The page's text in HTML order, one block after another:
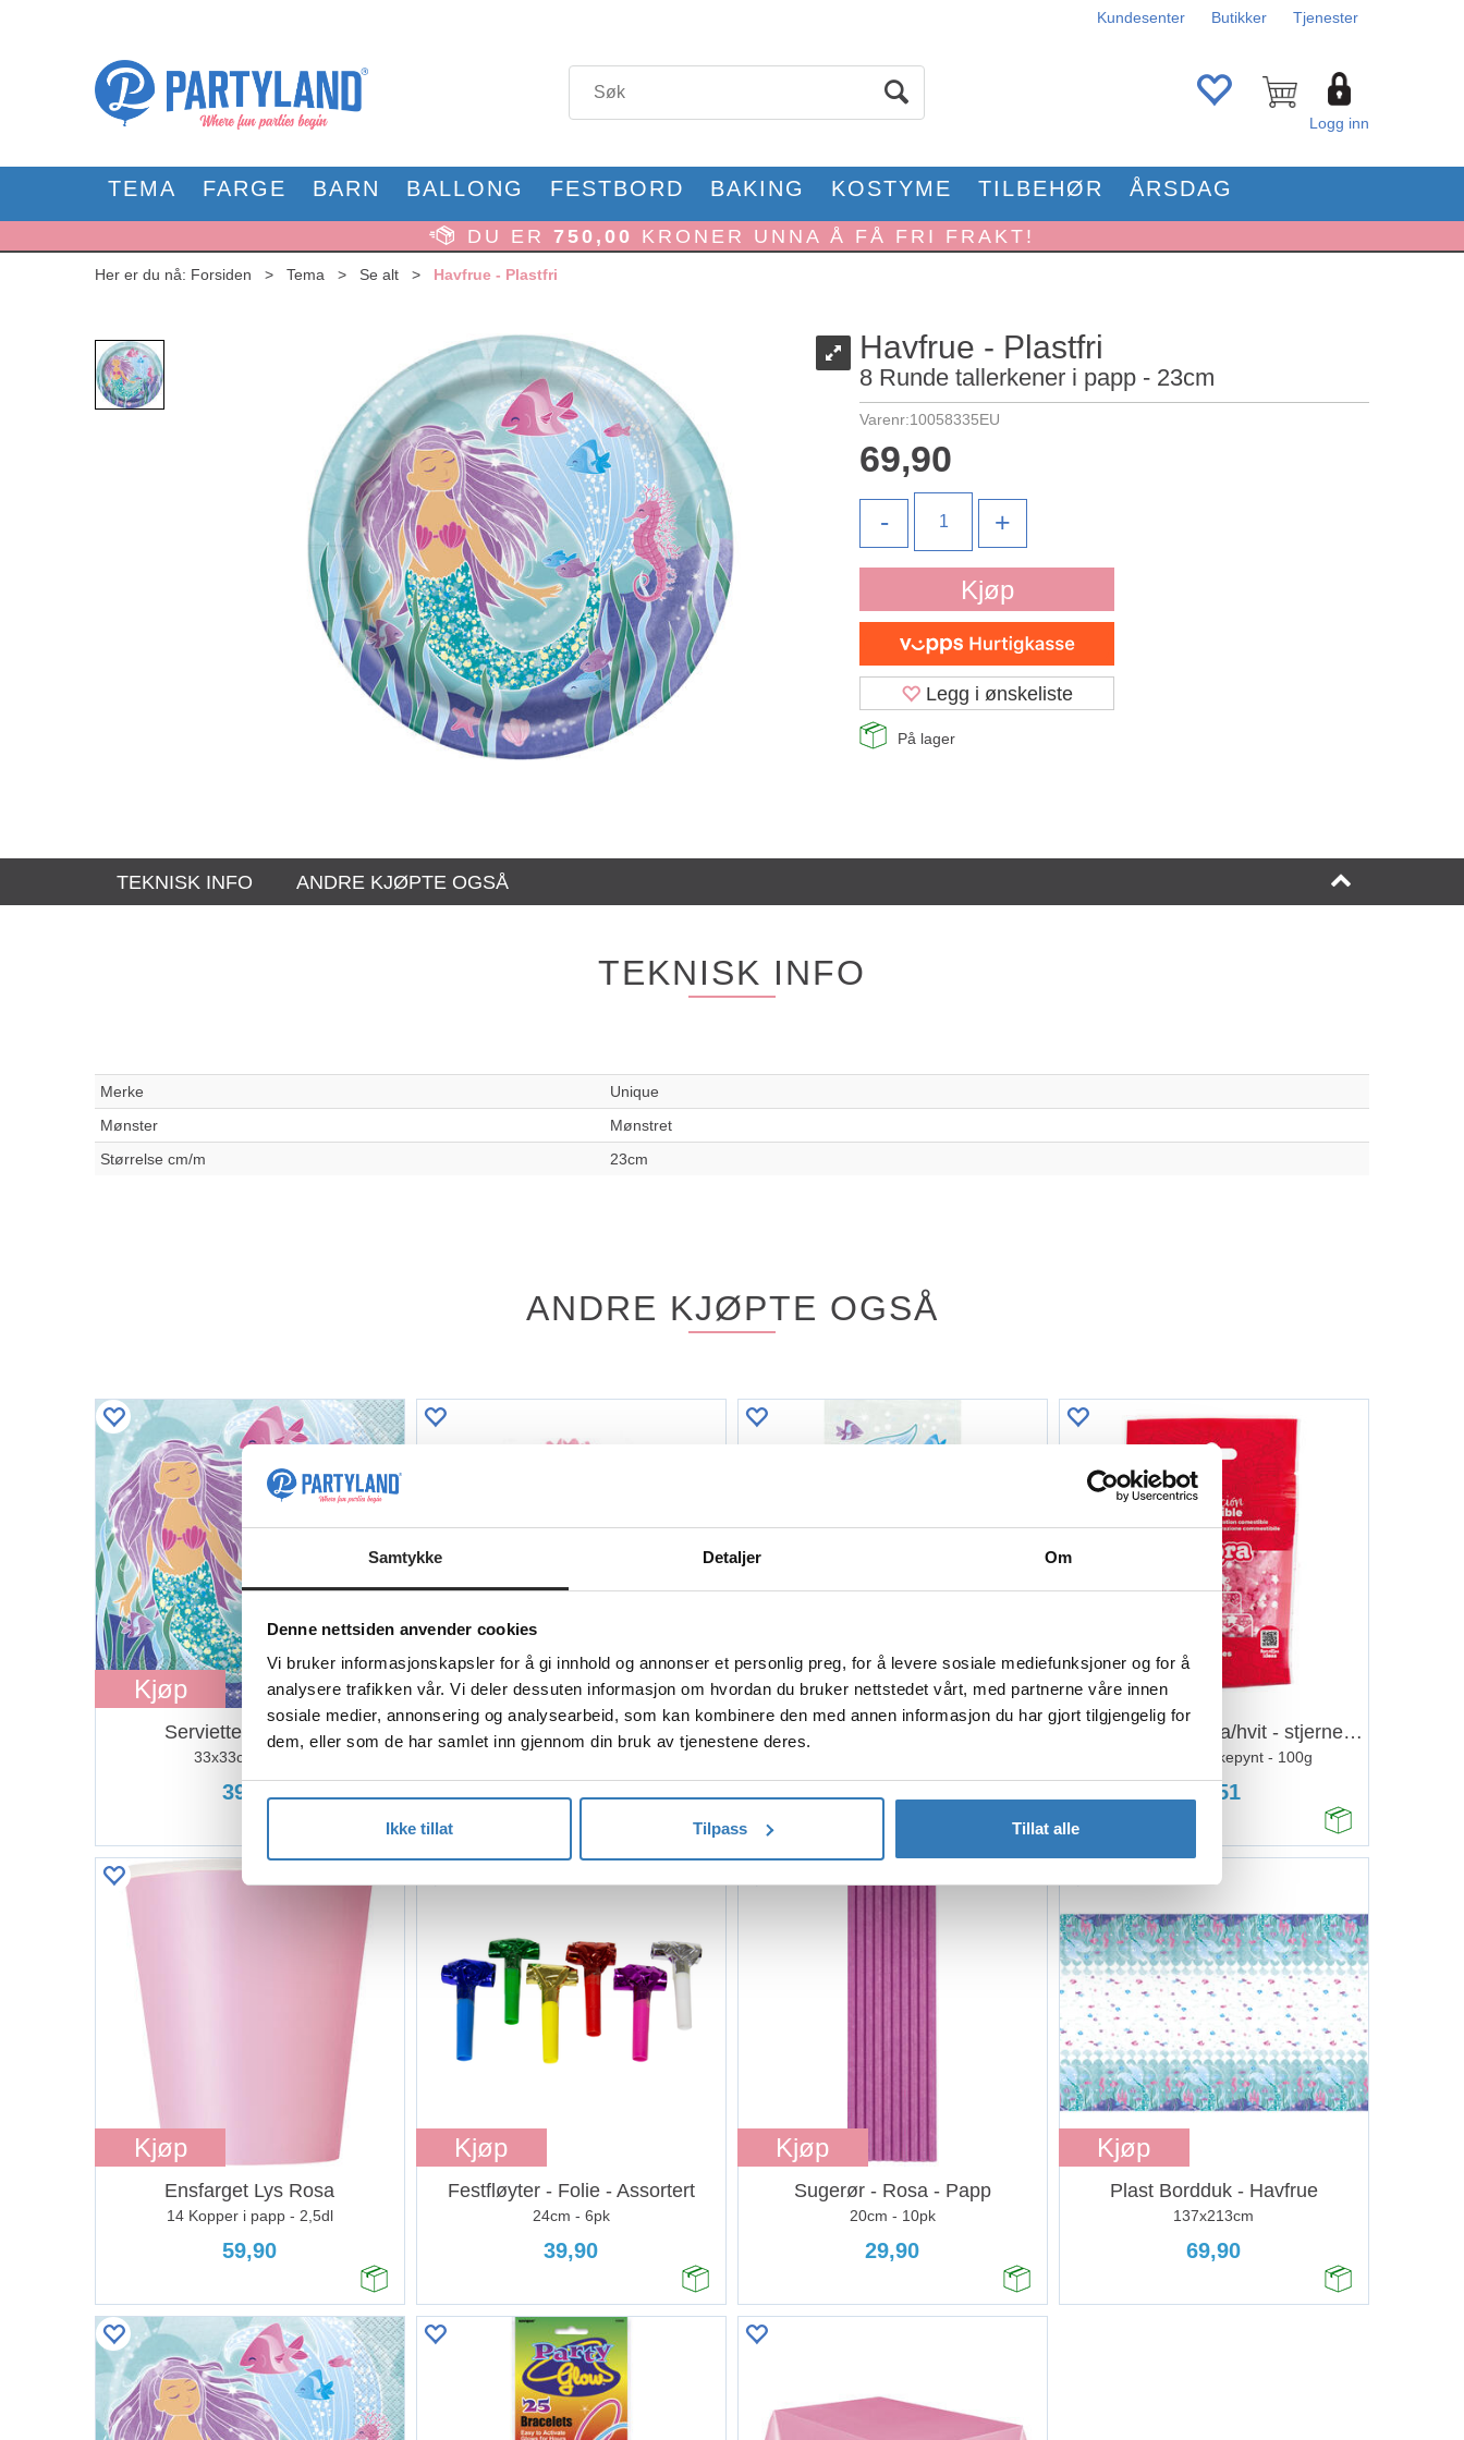
Samtykke Detaljer Om
Denne nettsiden anvender cookies
Vi bruker informasjonskapsler for å gi innhold og annonser et personlig preg, for å levere sosiale mediefunksjoner og for å
analysere trafikken vår. Vi deler dessuten informasjon om hvordan du bruker nettstedet vårt, med partnerne våre innen
sosiale medier, annonsering og analysearbeid, som kan kombinere den med annen informasjon du har gjort tilgjengelig for
dem, eller som de har samlet inn gjennom din bruk av tjenestene deres.
Ikke tillat Tilpass Tillat alle
Kundesenter Butikker Tjenester
Logg inn
TEMA FARGE BARN BALLONG FESTBORD BAKING KOSTYME TILBEHØR ÅRSDAG
DU ER 750,00 KRONER UNNA Å FÅ FRI FRAKT!
Her er du nå: Forsiden > Tema > Se alt > Havfrue - Plastfri
Havfrue - Plastfri
8 Runde tallerkener i papp - 23cm
Varenr:10058335EU
69,90
- +
Kjøp
Legg i ønskeliste
På lager
TEKNISK INFO ANDRE KJØPTE OGSÅ
TEKNISK INFO
Merke
Unique
Mønster
Mønstret
Størrelse cm/m
23cm
ANDRE KJØPTE OGSÅ
Kjøp
Servietter - Havfrue
33x33cm - 16pk
39,90
Kjøp
Cupcakeformer - Havfrue
79,90
Kjøp
Godteposer Cellofan - Havfrue
44,90
Kjøp
Kakestrøssel -Rosa/hvit - stjerne/rund
1 Pose med kakepynt - 100g
73,51
Kjøp
Ensfarget Lys Rosa
14 Kopper i papp - 2,5dl
59,90
Kjøp
Festfløyter - Folie - Assortert
24cm - 6pk
39,90
Kjøp
Sugerør - Rosa - Papp
20cm - 10pk
29,90
Kjøp
Plast Bordduk - Havfrue
137x213cm
69,90